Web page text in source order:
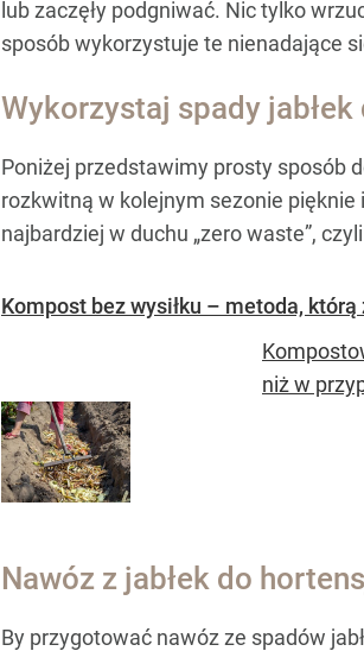
lub zaczęły podgniwać. Nic tylko
sposób wykorzystuje te nienadające
Wykorzystaj spady
Poniżej przedstawimy prosty sposób
rozkwitną w kolejnym sezonie
najbardziej w duchu „zero waste”,
Kompost bez wysiłku – metoda,
niż w
Nawóz z jabłek do
By przygotować nawóz ze spadów